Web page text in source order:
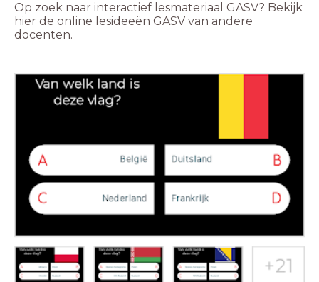
Op zoek naar interactief lesmateriaal GASV? Bekijk
hier de online lesideeën GASV van andere
docenten.